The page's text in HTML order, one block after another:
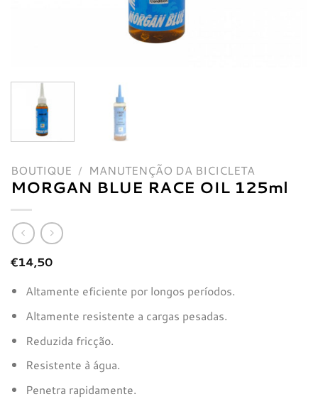
BOUTIQUE / MANUTENÇÃO DA BICICLETA
MORGAN BLUE RACE OIL 125ml
€14,50
Altamente eficiente por longos períodos.
Altamente resistente a cargas pesadas.
Reduzida fricção.
Resistente à água.
Penetra rapidamente.